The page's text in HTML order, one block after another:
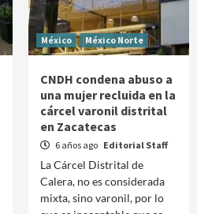
México México Norte
CNDH condena abuso a
una mujer recluida en la
cárcel varonil distrital
en Zacatecas
6 años ago Editorial Staff
La Cárcel Distrital de
Calera, no es considerada
mixta, sino varonil, por lo